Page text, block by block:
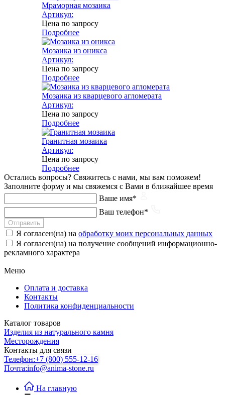
Мраморная мозаика
Артикул:
Цена по запросу
Подробнее
Мозаика из оникса
Артикул:
Цена по запросу
Подробнее
Мозаика из кварцевого агломерата
Артикул:
Цена по запросу
Подробнее
Гранитная мозаика
Артикул:
Цена по запросу
Подробнее
Остались вопросы? Свяжитесь с нами, мы вам поможем!
Заполните форму и мы свяжемся с Вами в ближайшее время
Ваше имя*
Ваш телефон*
Отправить
Я согласен(на) на обработку моих персональных данных
Я согласен(на) на получение сообщений информационно-
рекламного характера
Меню
Оплата и доставка
Контакты
Политика конфиденциальности
Каталог товаров
Изделия из натурального камня
Месторождения
Контакты для связи
Телефон:+7 (800) 555-12-16
Почта:info@anima-stone.ru
На главную